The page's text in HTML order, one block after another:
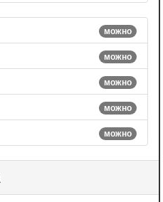
можно
можно
можно
можно
можно